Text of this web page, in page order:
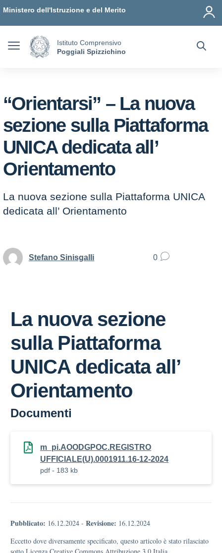
Ministero dell'Istruzione e del Merito
Istituto Comprensivo
Poggiali Spizzichino
“Orientarsi” – La nuova
sezione sulla Piattaforma
UNICA dedicata all’
Orientamento
La nuova sezione sulla Piattaforma UNICA
dedicata all’ Orientamento
Stefano Sinisgalli 0
La nuova sezione
sulla Piattaforma
UNICA dedicata all’
Orientamento
Documenti
m_pi.AOODGPOC.REGISTRO
UFFICIALE(U).0001911.16-12-2024
pdf - 183 kb
Pubblicato: 16.12.2024 - Revisione: 16.12.2024
Eccetto dove diversamente specificato, questo articolo è stato rilasciato